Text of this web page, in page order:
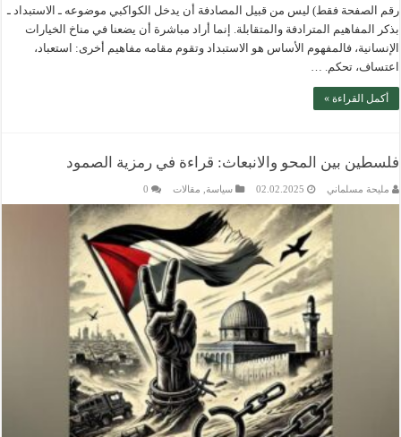
رقم الصفحة فقط) ليس من قبيل المصادفة أن يدخل الكواكبي موضوعه ـ الاستبداد ـ
بذكر المفاهيم المترادفة والمتقابلة. إنما أراد مباشرة أن يضعنا في مناخ الخيارات
الإنسانية، فالمفهوم الأساس هو الاستبداد وتقوم مقامه مفاهيم أخرى: استعباد،
اعتساف، تحكم. …
أكمل القراءة »
فلسطين بين المحو والانبعاث: قراءة في رمزية الصمود
مليحة مسلماني 02.02.2025 سياسة مقالات 0